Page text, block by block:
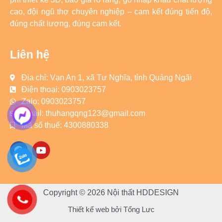
cao, đội ngũ thợ chuyên nghiệp – cam kết đúng tiến độ,
đúng chất lượng, đúng cam kết.
Liên hệ
Địa chỉ: Vạn An 1, xã Tư Nghĩa, tỉnh Quảng Ngãi
Điện thoại: 0903023757
Zalo: 0903023757
Email: thuhangqng123@gmail.com
Mã số thuế: 4300880338
F
a
c
e
o
o
k
Y
o
b
Copyright © 2026 Nội thất HDDESIGN
Thiết kế web bởi Tổng Lưc